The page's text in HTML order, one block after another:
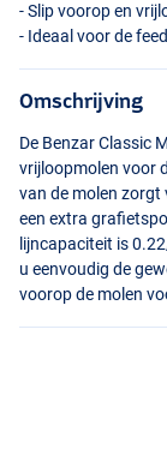
- Slip voorop en
- Ideaal voor de
Omschrijving
De Benzar Classic
vrijloopmolen voor
van de molen zorgt
een extra
lijncapaciteit is
u eenvoudig de
voorop de molen